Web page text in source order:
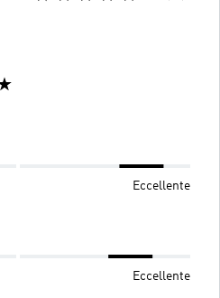
Eccellente
Eccellente